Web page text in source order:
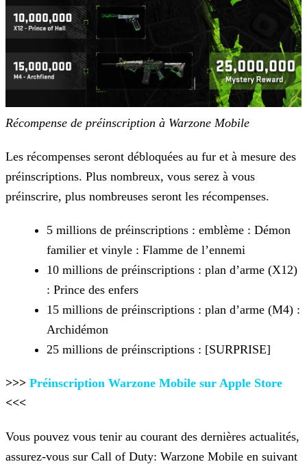
Récompense de préinscription à Warzone Mobile
Les récompenses seront débloquées au fur et à mesure des
préinscriptions. Plus nombreux, vous serez à vous
préinscrire, plus nombreuses seront les récompenses.
5 millions de préinscriptions : emblème : Démon
familier et vinyle : Flamme de l’ennemi
10 millions de préinscriptions : plan d’arme (X12)
: Prince des enfers
15 millions de préinscriptions : plan d’arme (M4) :
Archidémon
25 millions de préinscriptions : [SURPRISE]
>>> Préinscription Warzone Mobile sur Apple Store
<<<
Vous pouvez vous tenir au courant des dernières actualités,
assurez-vous sur Call of Duty: Warzone Mobile en suivant